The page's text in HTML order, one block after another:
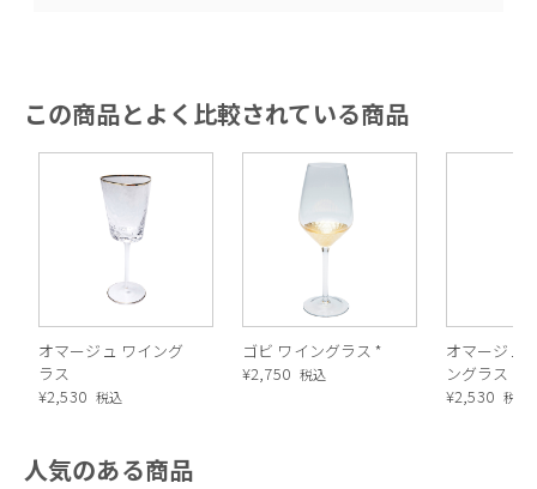
この商品とよく比較されている商品
オマージュ ワイング
ラス
¥2,530 税込
ゴビ ワイングラス *
¥2,750 税込
オマージュ
ングラス *
¥2,530 税込
人気のある商品